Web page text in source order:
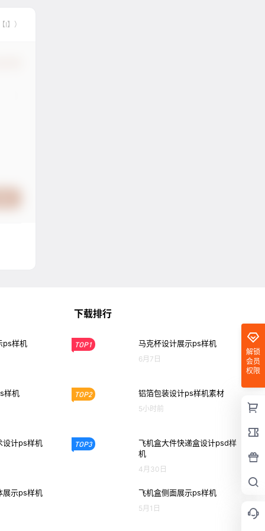
】）
解锁
会员
权限
ps样机
样机
设计ps样机
展示ps样机
下载排行
TOP1 马克杯设计展示ps样机
6月7日
TOP2 铝箔包装设计ps样机素材
5小时前
TOP3
飞机盒大件快递盒设计psd样
机
4月30日
飞机盒侧面展示ps样机
5月1日